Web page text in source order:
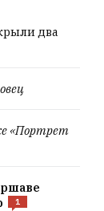
два
«Портрет
1